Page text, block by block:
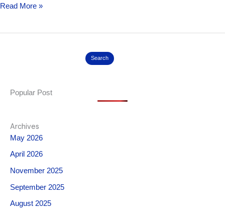
Read More »
Search
Popular Post
Archives
May 2026
April 2026
November 2025
September 2025
August 2025